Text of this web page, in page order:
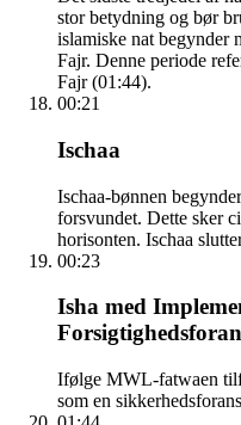
stor betydning og bør
islamiske nat begynder
Fajr. Denne periode
Fajr (01:44).
00:21
Ischaa
Ischaa-bønnen
forsvundet. Dette sker
horisonten. Ischaa
00:23
Isha med
Ifølge MWL-fatwaen
som en